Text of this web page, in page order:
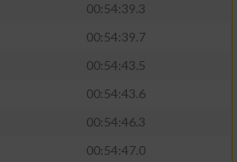
00:54:39.3
00:54:39.7
00:54:43.5
00:54:43.6
00:54:46.3
00:54:47.0
Daten zur Auswahl